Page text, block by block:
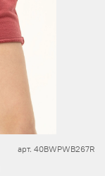
арт. 40BWPWB267R